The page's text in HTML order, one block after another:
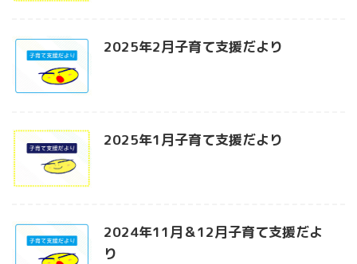
2025年2月子育て支援だより
2025年1月子育て支援だより
2024年11月＆12月子育て支援だよ
り